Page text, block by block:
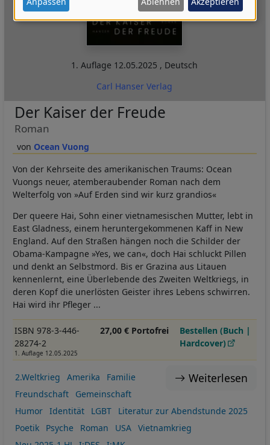
1. Auflage 12.05.2025 , Deutsch
Carl Hanser Verlag
Ocean Vuong
Der Kaiser der Freude
Roman
Von der Kehrseite des amerikanischen Traums: Ocean
Vuongs neuer, atemberaubender Roman nach dem
Welterfolg von »Auf Erden sind wir kurz grandios«
Der queere Hai, Sohn einer vietnamesischen Mutter, lebt in
East Gladness, einem heruntergekommenen Kaff in New
England. Auf den Straßen hängen noch die Schilder der
Obama-Kampagne »Yes, we can«, doch Hai schluckt Pillen
und denkt an Selbstmord. Bis er Grazina aus Litauen
kennenlernt, eine Überlebende des Zweiten Weltkriegs, in
deren Kopf die unerlösten Geister ihres Lebens schwirren.
Hai wird ihr Pfleger ...
ISBN 978-3-446-
28274-2
1. Auflage 12.05.2025
27,00 € Portofrei
Bestellen (Buch |
Hardcover)
Weiterlesen
2.Weltkrieg Amerika
Familie
Freundschaft
Gemeinschaft
Humor
Identität LGBT
Literatur zur Abendstunde 2025
Poetik
Psyche Roman USA
Vietnamkrieg
Daten